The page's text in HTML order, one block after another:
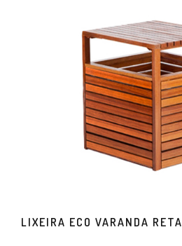
LIXEIRA ECO VARANDA RETA